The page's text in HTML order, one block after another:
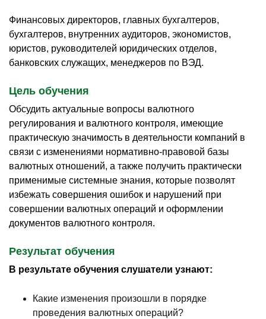
Финансовых директоров, главных бухгалтеров,
бухгалтеров, внутренних аудиторов, экономистов,
юристов, руководителей юридических отделов,
банковских служащих, менеджеров по ВЭД.
Цель обучения
Обсудить актуальные вопросы валютного
регулирования и валютного контроля, имеющие
практическую значимость в деятельности компаний в
связи с изменениями нормативно-правовой базы
валютных отношений, а также получить практически
применимые системные знания, которые позволят
избежать совершения ошибок и нарушений при
совершении валютных операций и оформлении
документов валютного контроля.
Результат обучения
В результате обучения слушатели узнают:
Какие изменения произошли в порядке
проведения валютных операций?